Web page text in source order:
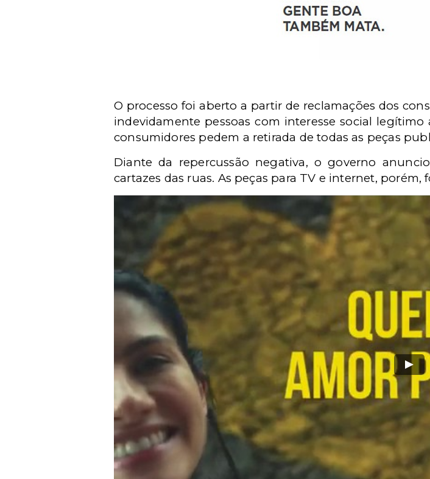
O processo foi aberto a partir de reclamações dos
indevidamente pessoas com interesse social
consumidores pedem a retirada de todas as peças
Diante da repercussão negativa, o governo
cartazes das ruas. As peças para TV e internet, porém,